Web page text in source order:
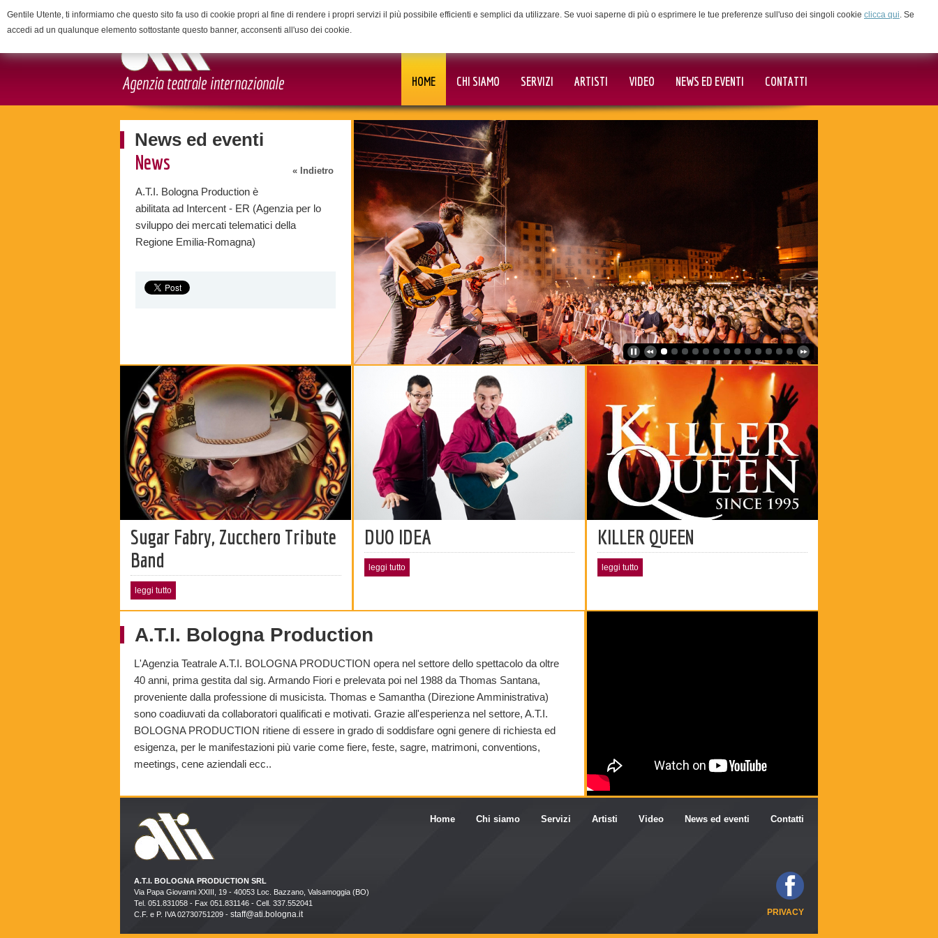
Gentile Utente, ti informiamo che questo sito fa uso di cookie propri al fine di rendere i propri servizi il più possibile efficienti e semplici da utilizzare. Se vuoi saperne di più o esprimere le tue preferenze sull'uso dei singoli cookie clicca qui. Se
accedi ad un qualunque elemento sottostante questo banner, acconsenti all'uso dei cookie.
HOME CHI SIAMO SERVIZI ARTISTI VIDEO NEWS ED EVENTI CONTATTI
News ed eventi
« Indietro
News
A.T.I. Bologna Production è
abilitata ad Intercent - ER (Agenzia per lo
sviluppo dei mercati telematici della
Regione Emilia-Romagna)
Sugar Fabry, Zucchero Tribute
Band
leggi tutto
DUO IDEA
leggi tutto
KILLER QUEEN
leggi tutto
A.T.I. Bologna Production
L'Agenzia Teatrale A.T.I. BOLOGNA PRODUCTION opera nel settore dello spettacolo da oltre
40 anni, prima gestita dal sig. Armando Fiori e prelevata poi nel 1988 da Thomas Santana,
proveniente dalla professione di musicista. Thomas e Samantha (Direzione Amministrativa)
sono coadiuvati da collaboratori qualificati e motivati. Grazie all'esperienza nel settore, A.T.I.
BOLOGNA PRODUCTION ritiene di essere in grado di soddisfare ogni genere di richiesta ed
esigenza, per le manifestazioni più varie come fiere, feste, sagre, matrimoni, conventions,
meetings, cene aziendali ecc..
Home Chi siamo Servizi Artisti Video News ed eventi Contatti
A.T.I. BOLOGNA PRODUCTION SRL
Via Papa Giovanni XXIII, 19 - 40053 Loc. Bazzano, Valsamoggia (BO)
Tel. 051.831058 - Fax 051.831146 - Cell. 337.552041
C.F. e P. IVA 02730751209 - staff@ati.bologna.it PRIVACY